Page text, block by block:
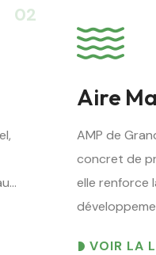
02
Aire
AMP de
concret de
elle renforce
VOIR LA